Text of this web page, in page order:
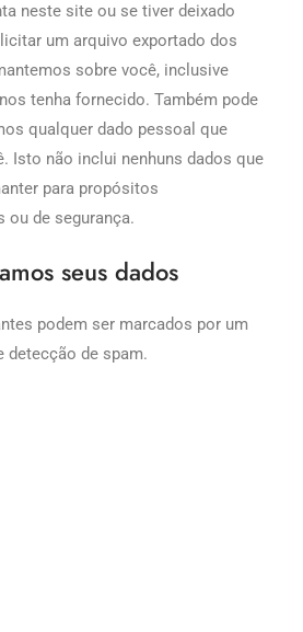
neste site ou se tiver deixado
um arquivo exportado dos
sobre você, inclusive
tenha fornecido. Também pode
qualquer dado pessoal que
Isto não inclui nenhuns dados que
para propósitos
ou de segurança.
seus dados
podem ser marcados por um
detecção de spam.